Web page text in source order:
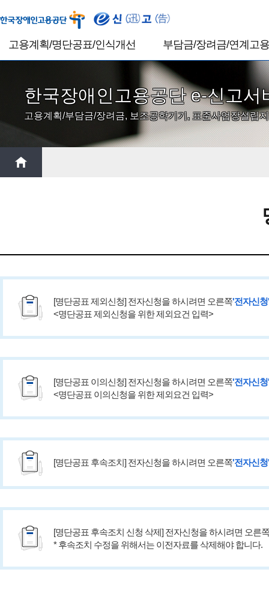
고용계획/명단공표/인식개선
고용계획 및 실시상황보고
신고서 삭제 신청서
장애인근로자 장애정보 확인 신청
장애인근로자 장애정보 확인 신청
명단공표
부담금/장려금/연계고용
고용부담금
고용부담금 신고
고용부담금 수정신고
고용부담금 삭제 신청
수정신고서 삭제 신청
고지서 출력
통지서 출력
고용개선장려금 신청
고용개선장려금 삭제 신청
연계고용 부담금 감면 삭제 신청
연계고용 대상사업장 감면정보 등록
한국장애인고용공단 e-신고서
고용계획/부담금/장려금, 보조공학기기, 표준사업장설립
[명단공표 제외신청] 전자신청을 하시려면 오른쪽'전자신청'
<명단공표 제외신청을 위한 제외요건 입력>
[명단공표 이의신청] 전자신청을 하시려면 오른쪽'전자신청'
<명단공표 이의신청을 위한 제외요건 입력>
[명단공표 후속조치] 전자신청을 하시려면 오른쪽'전자신청'
[명단공표 후속조치 신청 삭제] 전자신청을 하시려면 오른쪽
* 후속조치 수정을 위해서는 이전자료를 삭제해야 합니다.